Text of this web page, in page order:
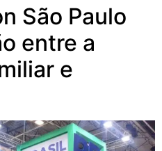
São Paulo
entre a
e